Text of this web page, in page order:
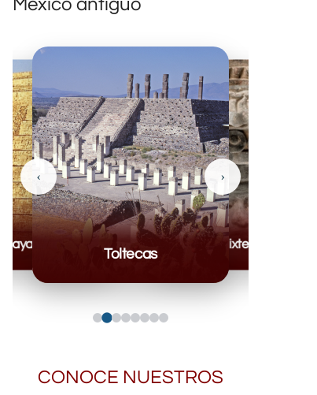
México antiguo
Mayas
Toltecas
Mixteca
‹ ›
CONOCE NUESTROS